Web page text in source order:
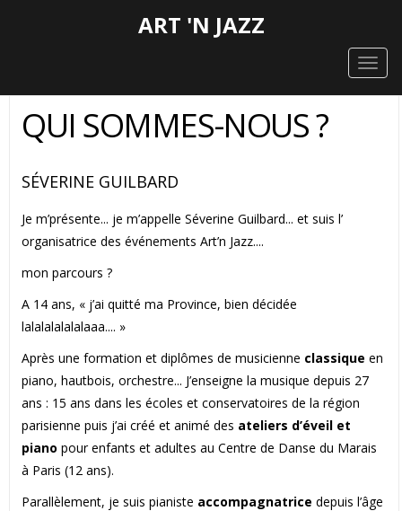
ART 'N JAZZ
QUI SOMMES-NOUS ?
SÉVERINE GUILBARD
Je m’présente... je m’appelle Séverine Guilbard... et suis l’
organisatrice des événements Art’n Jazz....
mon parcours ?
A 14 ans, « j’ai quitté ma Province, bien décidée
lalalalalalalaaa.... »
Après une formation et diplômes de musicienne classique en
piano, hautbois, orchestre... J’enseigne la musique depuis 27
ans : 15 ans dans les écoles et conservatoires de la région
parisienne puis j’ai créé et animé des ateliers d’éveil et
piano pour enfants et adultes au Centre de Danse du Marais
à Paris (12 ans).
Parallèlement, je suis pianiste accompagnatrice depuis l’âge